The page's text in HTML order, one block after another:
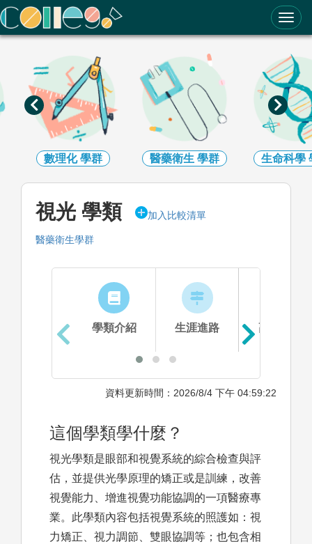
ColleGo! 大學選才與高中育才輔助系統
數理化學群 醫藥衛生 學群 生命科學
視光 學類 加入比較清單
醫藥衛生學群
學類介紹 生涯進路 高中準備
資料更新時間：2026/8/4 下午 04:59:22
這個學類學什麼？
視光學類是眼部和視覺系統的綜合檢查與評
估，並提供光學原理的矯正或是訓練，改善
視覺能力、增進視覺功能協調的一項醫療專
業。此學類內容包括視覺系統的照護如：視
力矯正、視力調節、雙眼協調等；也包含相